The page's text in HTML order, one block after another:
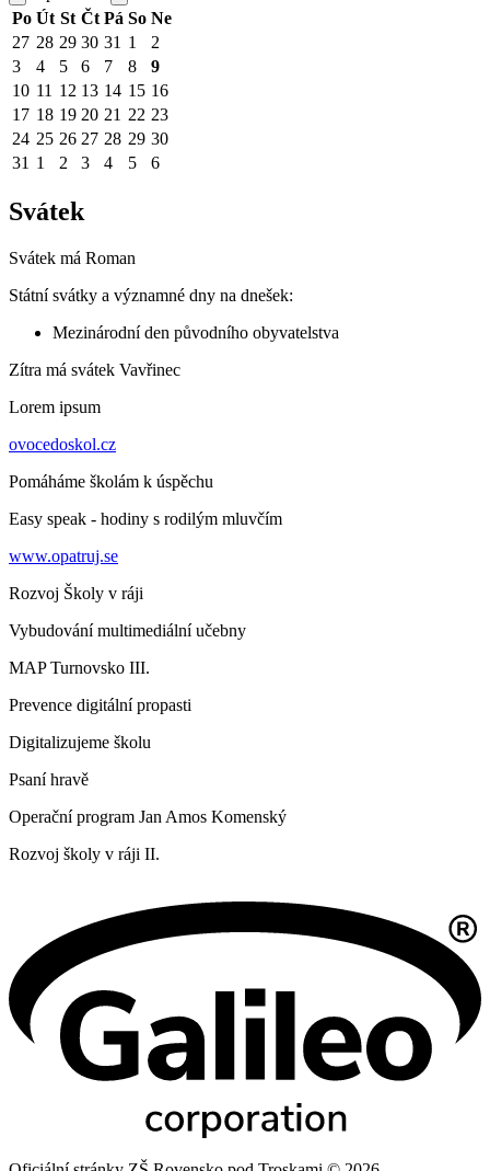
Po Út St Čt Pá So Ne
27 28 29 30 31 1
2
3
4 5 6 7 8
9
10 11 12 13 14 15 16
17 18 19 20 21 22 23
24 25 26 27 28 29 30
31 1 2 3 4 5 6
Svátek
Svátek má Roman
Státní svátky a významné dny na dnešek:
Mezinárodní den původního obyvatelstva
Zítra má svátek Vavřinec
Lorem ipsum
ovocedoskol.cz
Pomáháme školám k úspěchu
Easy speak - hodiny s rodilým mluvčím
www.opatruj.se
Rozvoj Školy v ráji
Vybudování multimediální učebny
MAP Turnovsko III.
Prevence digitální propasti
Digitalizujeme školu
Psaní hravě
Operační program Jan Amos Komenský
Rozvoj školy v ráji II.